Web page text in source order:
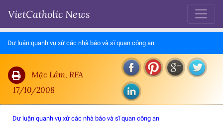
VietCatholic News
Dư luận quanh vụ xử các nhà báo và sĩ quan công an
Mặc Lâm, RFA
17/10/2008
Dư luận quanh vụ xử các nhà báo và sĩ quan công an